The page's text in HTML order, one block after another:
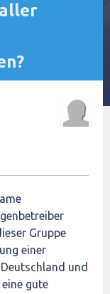
Gruppe
einer
und
gute